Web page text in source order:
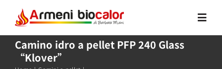
contenuto
Home
Camino idro a pellet PFP 240 Glass
“Klover”